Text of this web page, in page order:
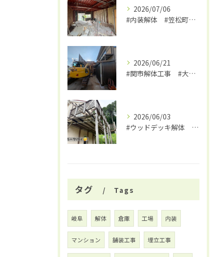
2026/07/06
#内装解体 #笠松町解体工事 #大福
2026/06/21
#関市解体工事 #大福
2026/06/03
#ウッドデッキ解体 #関市 #大福
タグ Tags
岐阜 解体 倉庫 工場 内装
マンション 舗装工事 埋立工事